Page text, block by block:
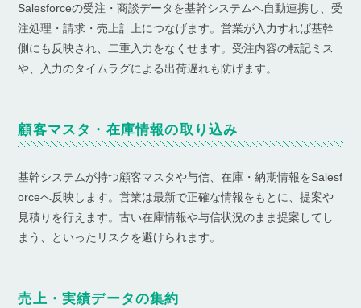
Salesforceの受注・商談データを基幹システムへ自動連携し、受
注処理・請求・売上計上につなげます。営業が入力すれば基幹
側にも反映され、二重入力をなくせます。受注内容の転記ミス
や、入力のタイムラグによる出荷遅れも防げます。
顧客マスタ・在庫情報の取り込み
基幹システムが持つ顧客マスタや与信、在庫・納期情報をSalesf
orceへ反映します。営業は最新で正確な情報をもとに、提案や
見積りを行えます。古い在庫情報や与信状況のまま提案してし
まう、といったリスクを避けられます。
売上・実績データの集約